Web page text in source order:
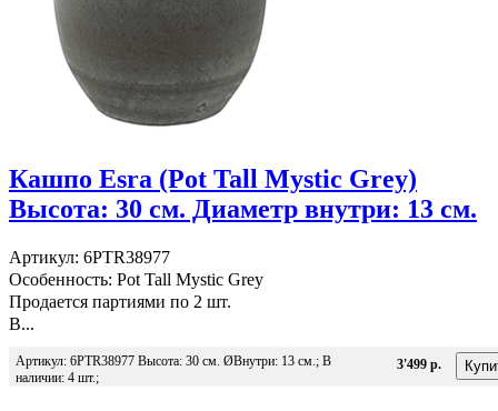
Кашпо Esra (Pot Tall Mystic Grey)
Высота: 30 см. Диаметр внутри: 13 см.
Артикул: 6PTR38977
Особенность: Pot Tall Mystic Grey
Продается партиями по 2 шт.
В...
Артикул: 6PTR38977 Высота: 30 см. ØВнутри: 13 см.; В
наличии: 4 шт.;
3'499 р.